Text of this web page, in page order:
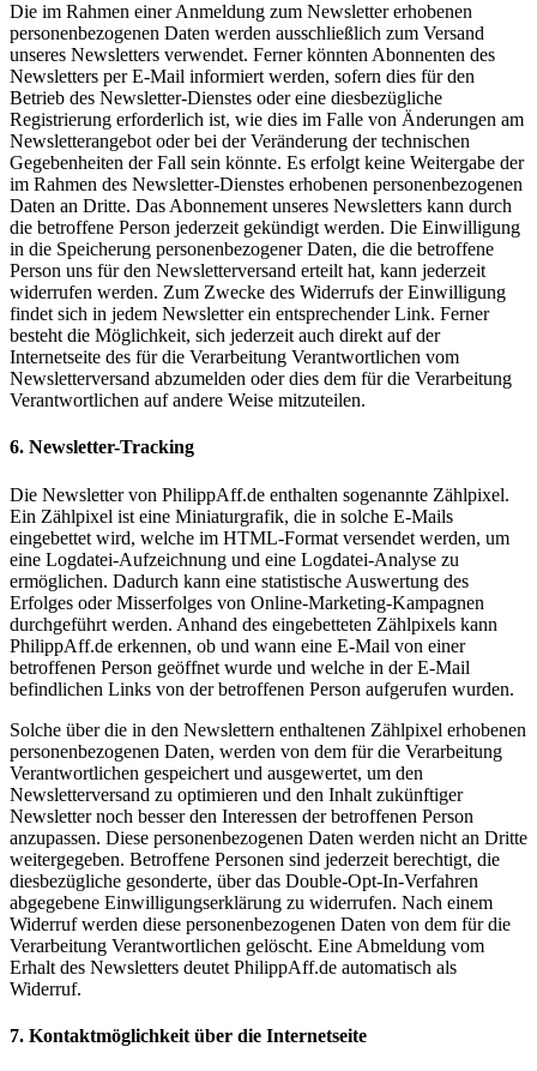
Die im Rahmen einer Anmeldung zum Newsletter erhobenen
personenbezogenen Daten werden ausschließlich zum Versand
unseres Newsletters verwendet. Ferner könnten Abonnenten des
Newsletters per E-Mail informiert werden, sofern dies für den
Betrieb des Newsletter-Dienstes oder eine diesbezügliche
Registrierung erforderlich ist, wie dies im Falle von Änderungen am
Newsletterangebot oder bei der Veränderung der technischen
Gegebenheiten der Fall sein könnte. Es erfolgt keine Weitergabe der
im Rahmen des Newsletter-Dienstes erhobenen personenbezogenen
Daten an Dritte. Das Abonnement unseres Newsletters kann durch
die betroffene Person jederzeit gekündigt werden. Die Einwilligung
in die Speicherung personenbezogener Daten, die die betroffene
Person uns für den Newsletterversand erteilt hat, kann jederzeit
widerrufen werden. Zum Zwecke des Widerrufs der Einwilligung
findet sich in jedem Newsletter ein entsprechender Link. Ferner
besteht die Möglichkeit, sich jederzeit auch direkt auf der
Internetseite des für die Verarbeitung Verantwortlichen vom
Newsletterversand abzumelden oder dies dem für die Verarbeitung
Verantwortlichen auf andere Weise mitzuteilen.
6. Newsletter-Tracking
Die Newsletter von PhilippAff.de enthalten sogenannte Zählpixel.
Ein Zählpixel ist eine Miniaturgrafik, die in solche E-Mails
eingebettet wird, welche im HTML-Format versendet werden, um
eine Logdatei-Aufzeichnung und eine Logdatei-Analyse zu
ermöglichen. Dadurch kann eine statistische Auswertung des
Erfolges oder Misserfolges von Online-Marketing-Kampagnen
durchgeführt werden. Anhand des eingebetteten Zählpixels kann
PhilippAff.de erkennen, ob und wann eine E-Mail von einer
betroffenen Person geöffnet wurde und welche in der E-Mail
befindlichen Links von der betroffenen Person aufgerufen wurden.
Solche über die in den Newslettern enthaltenen Zählpixel erhobenen
personenbezogenen Daten, werden von dem für die Verarbeitung
Verantwortlichen gespeichert und ausgewertet, um den
Newsletterversand zu optimieren und den Inhalt zukünftiger
Newsletter noch besser den Interessen der betroffenen Person
anzupassen. Diese personenbezogenen Daten werden nicht an Dritte
weitergegeben. Betroffene Personen sind jederzeit berechtigt, die
diesbezügliche gesonderte, über das Double-Opt-In-Verfahren
abgegebene Einwilligungserklärung zu widerrufen. Nach einem
Widerruf werden diese personenbezogenen Daten von dem für die
Verarbeitung Verantwortlichen gelöscht. Eine Abmeldung vom
Erhalt des Newsletters deutet PhilippAff.de automatisch als
Widerruf.
7. Kontaktmöglichkeit über die Internetseite